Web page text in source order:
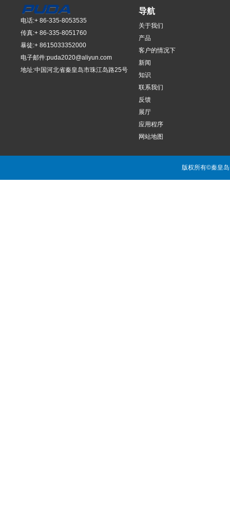
电话:+ 86-335-8053535
传真:+ 86-335-8051760
暴徒:+ 8615033352000
电子邮件:puda2020@aliyun.com
地址:中国河北省秦皇岛市珠江岛路25号
导航
关于我们
产品
客户的情况下
新闻
知识
联系我们
反馈
展厅
应用程序
网站地图
版权所有©秦皇